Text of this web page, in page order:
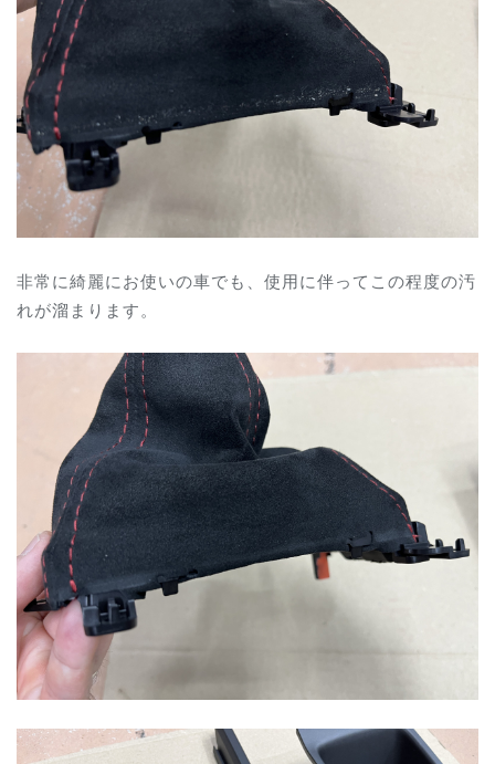
非常に綺麗にお使いの車でも、使用に伴ってこの程度の汚
れが溜まります。